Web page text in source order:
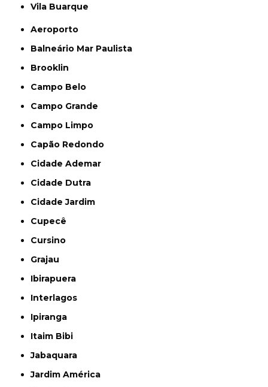
Vila Buarque
Aeroporto
Balneário Mar Paulista
Brooklin
Campo Belo
Campo Grande
Campo Limpo
Capão Redondo
Cidade Ademar
Cidade Dutra
Cidade Jardim
Cupecê
Cursino
Grajau
Ibirapuera
Interlagos
Ipiranga
Itaim Bibi
Jabaquara
Jardim América